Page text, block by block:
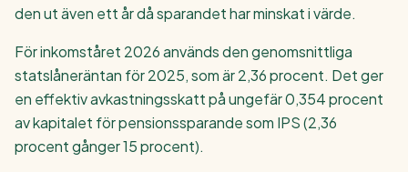
den ut även ett år då sparandet har minskat i värde.
För inkomståret 2026 används den genomsnittliga
statslåneräntan för 2025, som är 2,36 procent. Det ger
en effektiv avkastningsskatt på ungefär 0,354 procent
av kapitalet för pensionssparande som IPS (2,36
procent gånger 15 procent).